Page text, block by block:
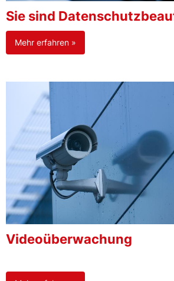
Sie sind
Mehr erfahren »
Videoüberwachung